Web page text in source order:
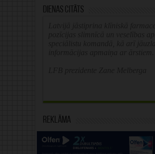
Dienas citāts
Reklāma